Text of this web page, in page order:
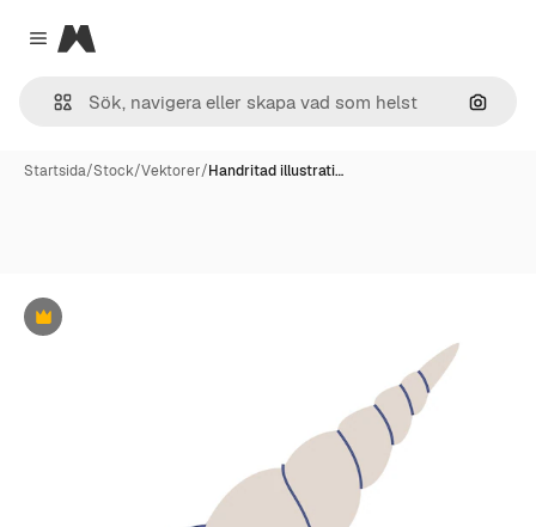
Close menu
Magnific
Sök
Startsida/Stock/Vektorer/Handritad illustrati…
Premie